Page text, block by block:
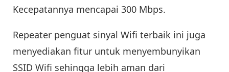
Kecepatannya mencapai 300 Mbps.
Repeater penguat sinyal Wifi terbaik ini juga
menyediakan fitur untuk menyembunyikan
SSID Wifi sehingga lebih aman dari